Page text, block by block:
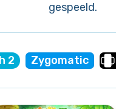
gespeeld.
2 Zygomatic